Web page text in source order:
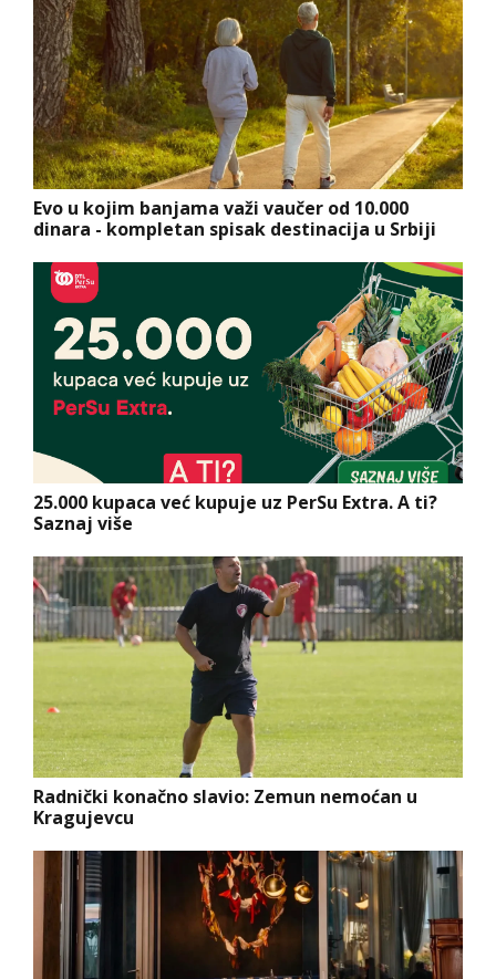
Evo u kojim banjama važi vaučer od 10.000
dinara - kompletan spisak destinacija u Srbiji
25.000 kupaca već kupuje uz PerSu Extra. A ti?
Saznaj više
Radnički konačno slavio: Zemun nemoćan u
Kragujevcu